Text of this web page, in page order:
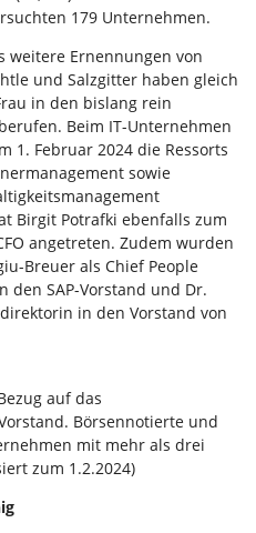
179 Unternehmen.
weitere Ernennungen von
und Salzgitter haben gleich
in den bislang rein
Beim IT-Unternehmen
1. Februar 2024 die Ressorts
sowie
Birgit Potrafki ebenfalls zum
angetreten. Zudem wurden
Breuer als Chief People
SAP-Vorstand und Dr.
in den Vorstand von
auf das
Börsennotierte und
mit mehr als drei
zum 1.2.2024)